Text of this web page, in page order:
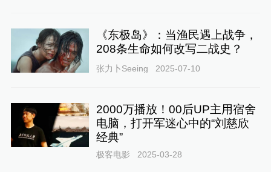
《东极岛》：当渔民遇上战争，
208条生命如何改写二战史？
张力卜Seeing 2025-07-10
2000万播放！00后UP主用宿舍
电脑，打开军迷心中的“刘慈欣
经典”
极客电影 2025-03-28